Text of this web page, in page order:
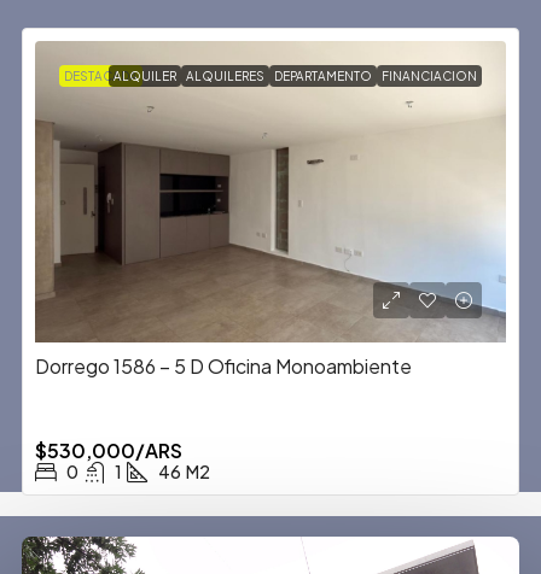
DESTACADAALQUILER ALQUILERES DEPARTAMENTO FINANCIACION
Dorrego 1586 – 5 D Oficina Monoambiente
$530,000/ARS
0 1 46 M2